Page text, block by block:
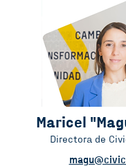
Maricel
Directora de